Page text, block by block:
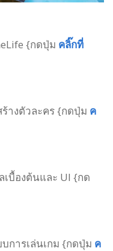
{กดปุ่ม คลิ๊กที่
างตัวละคร {กดปุ่ม ค
บื้องต้นและ UI {กด
การเล่นเกม {กดปุ่ม ค